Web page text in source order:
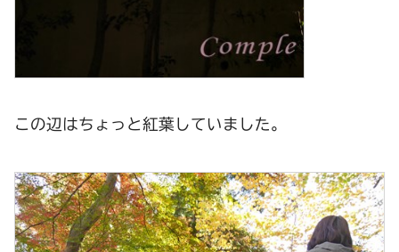
この辺はちょっと紅葉していました。